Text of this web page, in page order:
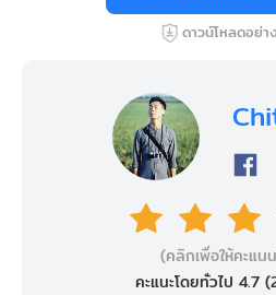
ดาวน์โหลดอย่
(คลิกเพื่อให้คะแน
คะแนะโดยทั่วไป 4.7 (